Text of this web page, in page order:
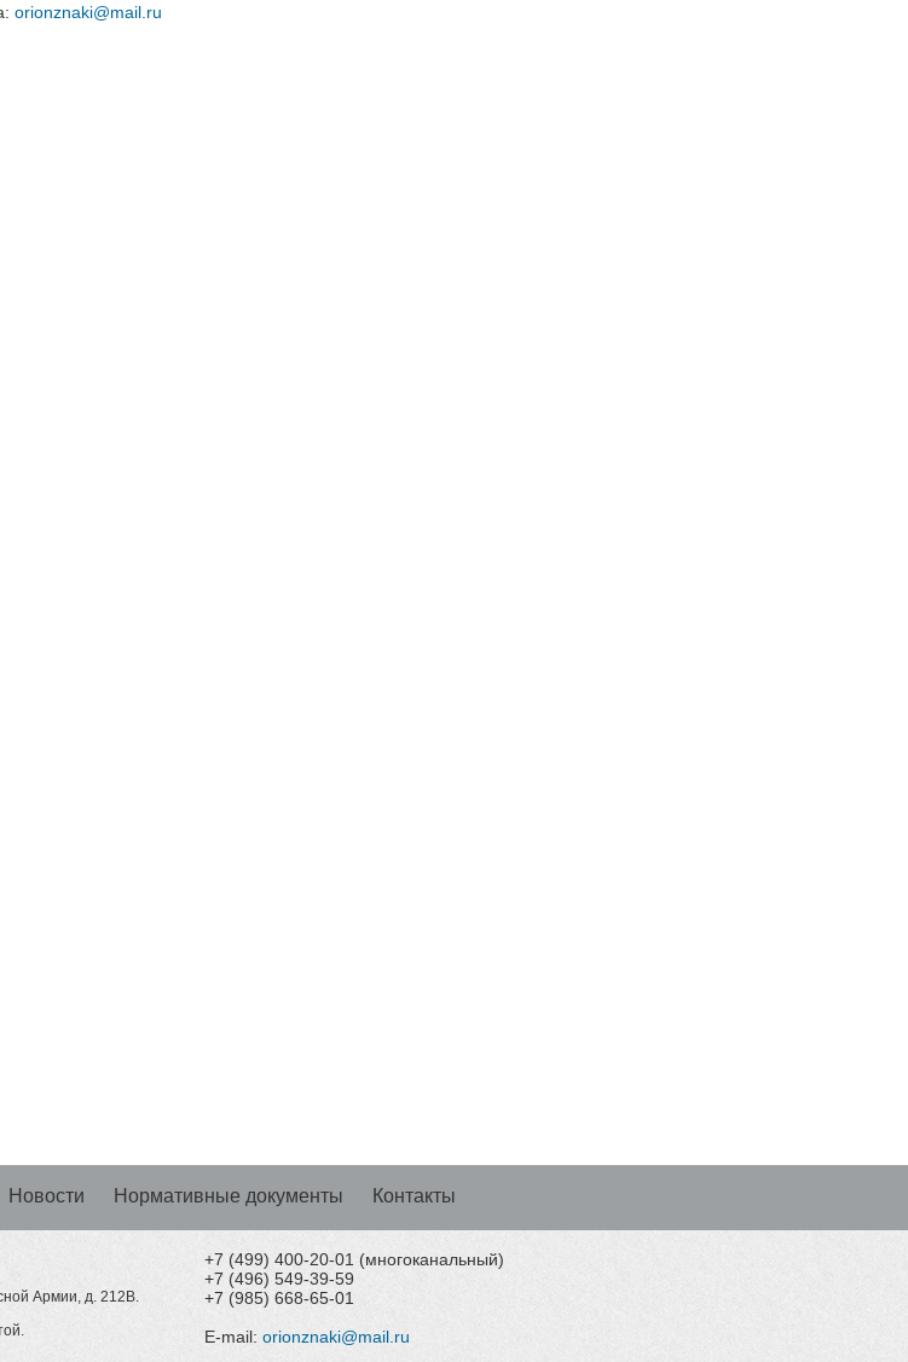
orionznaki@mail.ru
Новости Нормативные документы Контакты
Армии, д. 212В.
+7 (499) 400-20-01 (многоканальный)
+7 (496) 549-39-59
+7 (985) 668-65-01
E-mail: orionznaki@mail.ru